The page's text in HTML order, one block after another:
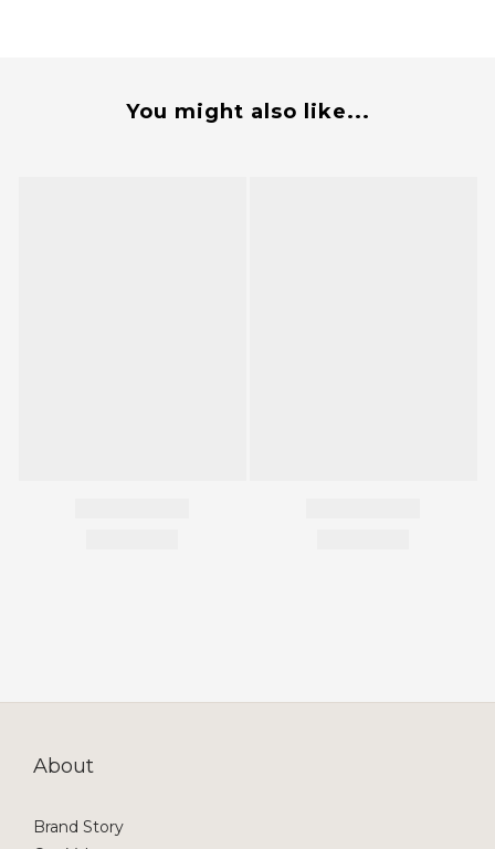
You might also like...
About
Brand Story